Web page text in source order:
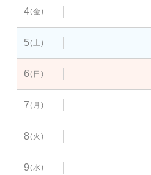
4(金)
5(土)
6(日)
7(月)
8(火)
9(水)